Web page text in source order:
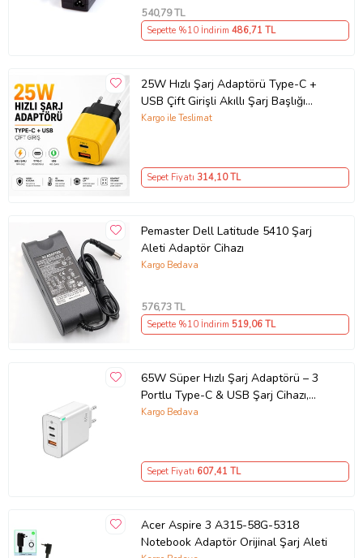
540,79 TL
Sepette %10 İndirim 486,71 TL
25W Hızlı Şarj Adaptörü Type-C +
USB Çift Girişli Akıllı Şarj Başlığı
Kompakt Tasarım
Kargo ile Teslimat
Sepet Fiyatı 314,10 TL
Pemaster Dell Latitude 5410 Şarj
Aleti Adaptör Cihazı
Kargo Bedava
576,73 TL
Sepette %10 İndirim 519,06 TL
65W Süper Hızlı Şarj Adaptörü – 3
Portlu Type-C & USB Şarj Cihazı,
GaN Teknolojili 65W Hızlı Şarj Cihazı
Adaptörü – Type-C ve USB Çıkışlı,
Evrensel 65W Duvar Tipi Şarj
Kargo Bedava
Sepet Fiyatı 607,41 TL
Acer Aspire 3 A315-58G-5318
Notebook Adaptör Orijinal Şarj Aleti